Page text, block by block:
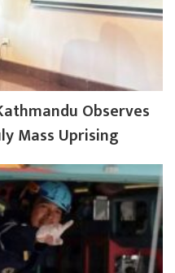
Observes
Mass Uprising